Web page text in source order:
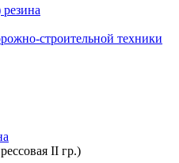
резина
строительной техники
II гр.)